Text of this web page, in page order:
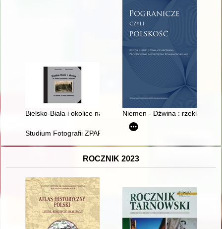
Bielsko-Biała i okolice na dawnej pocztówce i fotografii w
Niemen - Dźwina : rzeki jako
Studium Fotografii ZPAF : przyczynek do historii edukacji
ROCZNIK 2023